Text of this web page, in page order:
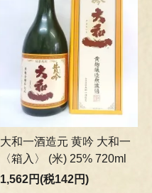
大和一酒造元 黄吟 大和一
〈箱入〉 (米) 25% 720ml
1,562円(税142円)